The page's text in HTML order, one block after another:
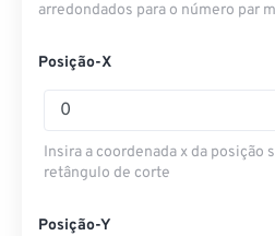
arredondados para o número par
Posição-X
Insira a coordenada x da posição
retângulo de corte
Posição-Y